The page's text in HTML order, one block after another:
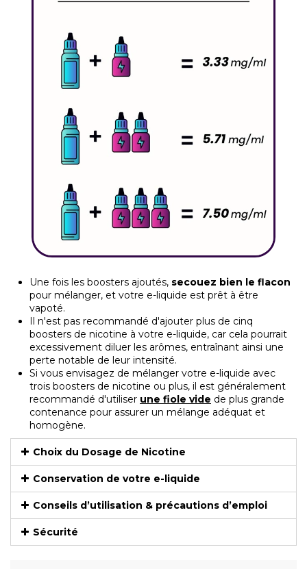
Une fois les boosters ajoutés, secouez bien le flacon
pour mélanger, et votre e-liquide est prêt à être
vapoté.
Il n'est pas recommandé d'ajouter plus de cinq
boosters de nicotine à votre e-liquide, car cela pourrait
excessivement diluer les arômes, entraînant ainsi une
perte notable de leur intensité.
Si vous envisagez de mélanger votre e-liquide avec
trois boosters de nicotine ou plus, il est généralement
recommandé d'utiliser une fiole vide de plus grande
contenance pour assurer un mélange adéquat et
homogène.
Choix du Dosage de Nicotine
Conservation de votre e-liquide
Conseils d’utilisation & précautions d’emploi
Sécurité